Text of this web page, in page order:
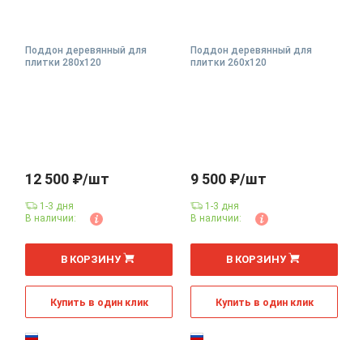
Поддон деревянный для
плитки 280х120
12 500 ₽/шт
1-3 дня
В наличии:
В КОРЗИНУ
Купить в один клик
Поддон деревянный для
плитки 260х120
9 500 ₽/шт
1-3 дня
В наличии:
В КОРЗИНУ
Купить в один клик